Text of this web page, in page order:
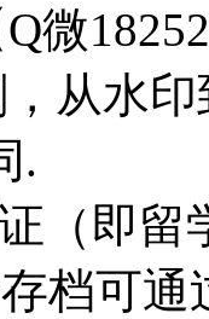
微
从水
.
（即留
档可